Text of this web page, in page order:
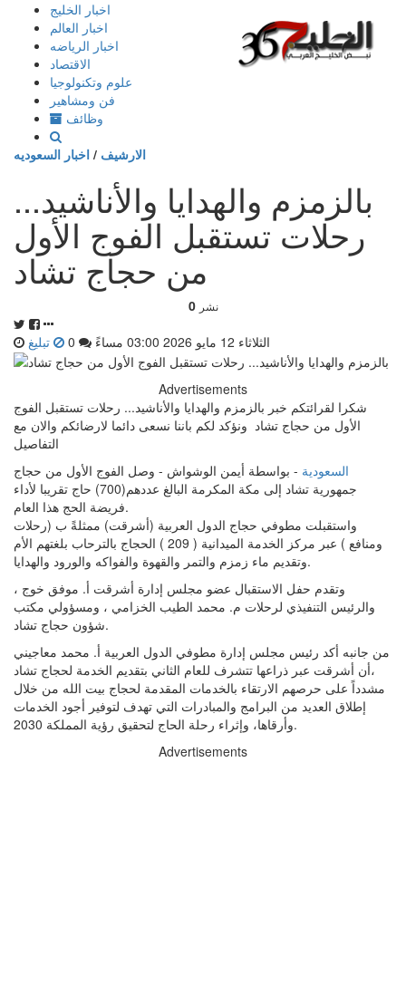
إذهب
المحتوى
اخبار الخليج
اخبار العالم
اخبار الرياضه
الاقتصاد
علوم وتكنولوجيا
فن ومشاهير
وظائف
الارشيف / اخبار السعوديه
بالزمزم والهدايا والأناشيد...
رحلات تستقبل الفوج الأول
0 نشر
الثلاثاء 12 مايو 2026 03:00 مساءً تبليغ
Advertisements
شكرا لقرائتكم خبر بالزمزم والهدايا والأناشيد... رحلات تستقبل الفوج
الأول من حجاج تشاد ونؤكد لكم باننا نسعى دائما لارضائكم والان مع
التفاصيل
السعودية - بواسطة أيمن الوشواش - وصل الفوج الأول من حجاج
جمهورية تشاد إلى مكة المكرمة البالغ عددهم(700) حاج تقريبا لأداء
فريضة الحج هذا العام.
واستقبلت مطوفي حجاج الدول العربية (أشرقت) ممثلةً ب (رحلات
ومنافع ) عبر مركز الخدمة الميدانية ( 209 ) الحجاج بالترحاب بلغتهم الأم
وتقديم ماء زمزم والتمر والقهوة والفواكه والورود والهدايا.
وتقدم حفل الاستقبال عضو مجلس إدارة أشرقت أ. موفق خوج ،
والرئيس التنفيذي لرحلات م. محمد الطيب الخزامي ، ومسؤولي مكتب
شؤون حجاج تشاد.
من جانبه أكد رئيس مجلس إدارة مطوفي الدول العربية أ. محمد معاجيني
أن أشرقت عبر ذراعها تتشرف للعام الثاني بتقديم الخدمة لحجاج تشاد،
مشدداً على حرصهم الارتقاء بالخدمات المقدمة لحجاج بيت الله من خلال
إطلاق العديد من البرامج والمبادرات التي تهدف لتوفير أجود الخدمات
وأرقاها، وإثراء رحلة الحاج لتحقيق رؤية المملكة 2030.
Advertisements